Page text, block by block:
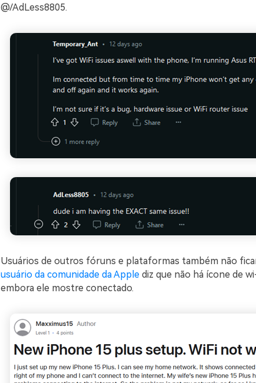
@/AdLess8805.
Usuários de outros fóruns e plataformas também não
usuário da comunidade da Applediz que não há ícone de
embora ele mostre conectado.